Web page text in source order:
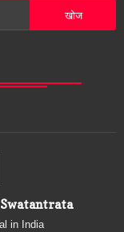
Swatantrata
in India